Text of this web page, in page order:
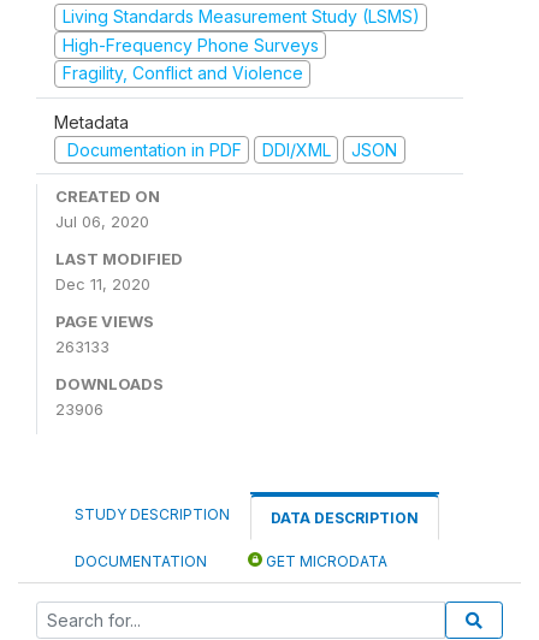
Living Standards Measurement Study (LSMS)
High-Frequency Phone Surveys
Fragility, Conflict and Violence
Metadata
Documentation in PDF
DDI/XML JSON
CREATED ON
Jul 06, 2020
LAST MODIFIED
Dec 11, 2020
PAGE VIEWS
263133
DOWNLOADS
23906
STUDY DESCRIPTION DATA DESCRIPTION
DOCUMENTATION GET MICRODATA